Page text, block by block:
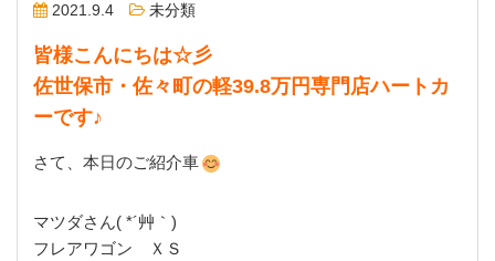
2021.9.4 未分類
皆様こんにちは☆彡
佐世保市・佐々町の軽39.8万円専門店ハートカ
ーです♪
さて、本日のご紹介車
マツダさん( *´艸｀)
フレアワゴン ＸＳ